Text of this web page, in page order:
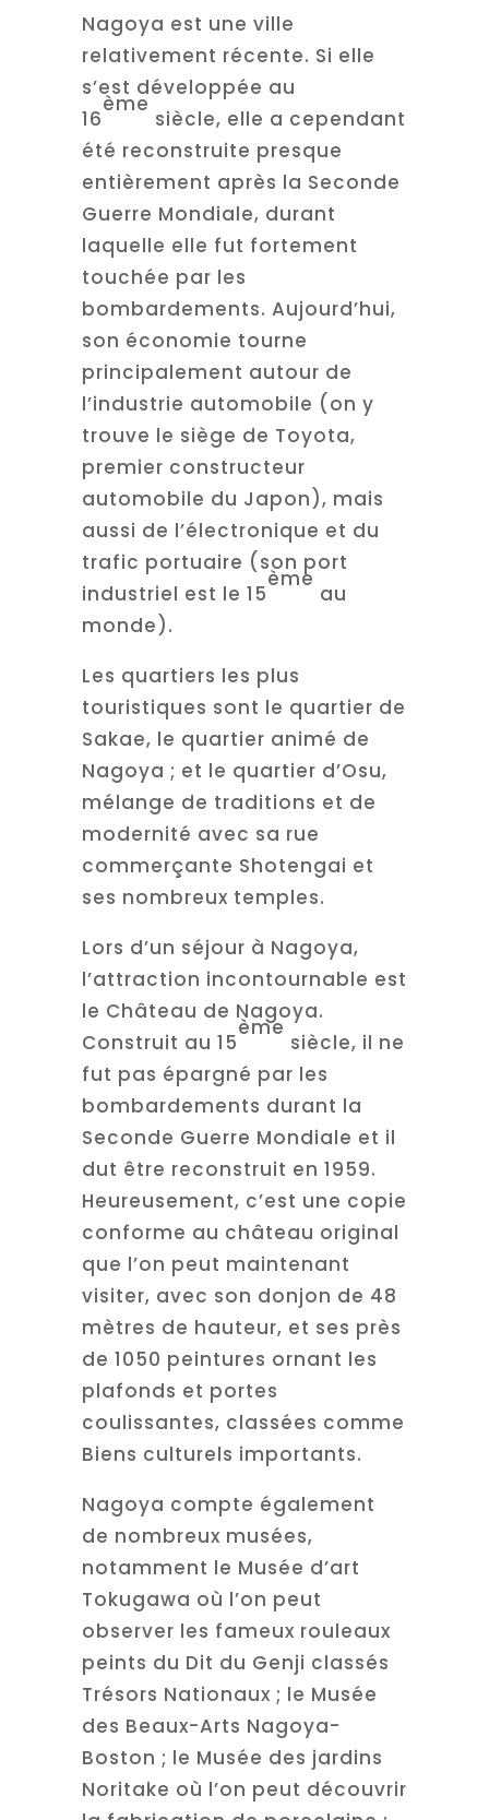
Nagoya est une ville
relativement récente. Si elle
s’est développée au
16
ème
siècle, elle a cependant
été reconstruite presque
entièrement après la Seconde
Guerre Mondiale, durant
laquelle elle fut fortement
touchée par les
bombardements. Aujourd’hui,
son économie tourne
principalement autour de
l’industrie automobile (on y
trouve le siège de Toyota,
premier constructeur
automobile du Japon), mais
aussi de l’électronique et du
trafic portuaire (son port
industriel est le 15
ème
au
monde).
Les quartiers les plus
touristiques sont le quartier de
Sakae, le quartier animé de
Nagoya ; et le quartier d’Osu,
mélange de traditions et de
modernité avec sa rue
commerçante Shotengai et
ses nombreux temples.
Lors d’un séjour à Nagoya,
l’attraction incontournable est
le Château de Nagoya.
Construit au 15
ème
siècle, il ne
fut pas épargné par les
bombardements durant la
Seconde Guerre Mondiale et il
dut être reconstruit en 1959.
Heureusement, c’est une copie
conforme au château original
que l’on peut maintenant
visiter, avec son donjon de 48
mètres de hauteur, et ses près
de 1050 peintures ornant les
plafonds et portes
coulissantes, classées comme
Biens culturels importants.
Nagoya compte également
de nombreux musées,
notamment le Musée d’art
Tokugawa où l’on peut
observer les fameux rouleaux
peints du Dit du Genji classés
Trésors Nationaux ; le Musée
des Beaux-Arts Nagoya-
Boston ; le Musée des jardins
Noritake où l’on peut découvrir